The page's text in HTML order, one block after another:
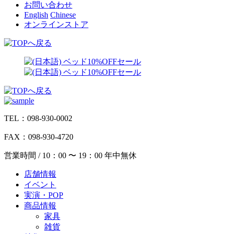
お問い合わせ
English Chinese
オンラインストア
TEL：098-930-0002
FAX：098-930-4720
営業時間 / 10：00 〜 19：00 年中無休
店舗情報
イベント
実演・POP
商品情報
家具
雑貨